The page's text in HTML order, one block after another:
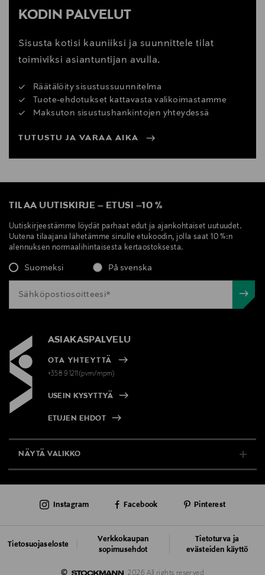
KODIN PALVELUT
Sisusta kotisi kauniiksi ja suunnittele tilat
toimiviksi asiantuntijan avulla.
Räätälöity sisustussuunnitelma
Tuote-ehdotukset kattavasta valikoimastamme
Maksuton sisustushankintojen yhteydessä
TUTUSTU JA VARAA AIKA
TILAA UUTISKIRJE – ETUSI –10 %
Uutiskirjeestämme löydät parhaat edut ja ajankohtaiset uutuudet.
Uutena tilaajana lähetämme sinulle etukoodin, jolla saat 10 %:n
alennuksen normaalihintaisesta kertaostoksesta.
Suomeksi På svenska
ASIAKASPALVELU
OTA YHTEYTTÄ
+358 9 1211(pvm/mpm)
USEIN KYSYTTYÄ
ETUJEN EHDOT
NÄYTÄ VALIKKO
AJANKOHTAISTA
©
2026 All rights reserved
Tietosuojaseloste
Verkkokaupan
sopimusehdot
Tietoturva ja
evästeiden käyttö
Instagram Facebook Pinterest